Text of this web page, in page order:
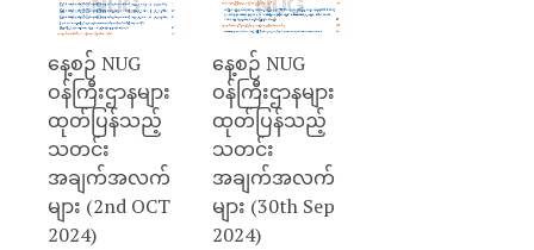
နေ့စဉ် NUG
ဝန်ကြီးဌာနများ
ထုတ်ပြန်သည့်
သတင်း
အချက်အလက်
များ (2nd OCT
2024)
နေ့စဉ် NUG
ဝန်ကြီးဌာနများ
ထုတ်ပြန်သည့်
သတင်း
အချက်အလက်
များ (30th Sep
2024)